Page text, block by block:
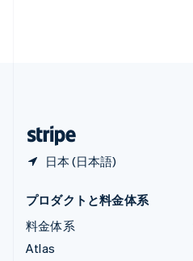
日本 (日本語)
プロダクトと料金体系
料金体系
Atlas